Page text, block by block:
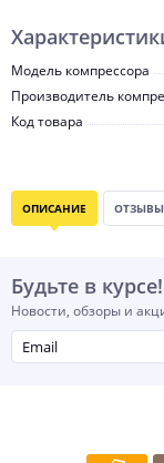
Модель компрессора
Производитель
Код товара
ОПИСАНИЕ
Будьте в курсе!
Новости, обзоры и